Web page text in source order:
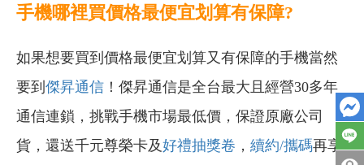
手機哪裡買價格最便宜划算有保障?
如果想要買到價格最便宜划算又有保障的手機當然
要到 傑昇通信 ！傑昇通信是全台最大且經營30多年
通信連鎖，挑戰手機市場最低價，保證原廠公司
貨，還送千元尊榮卡及好禮抽獎卷 ， 續約/攜碼再享